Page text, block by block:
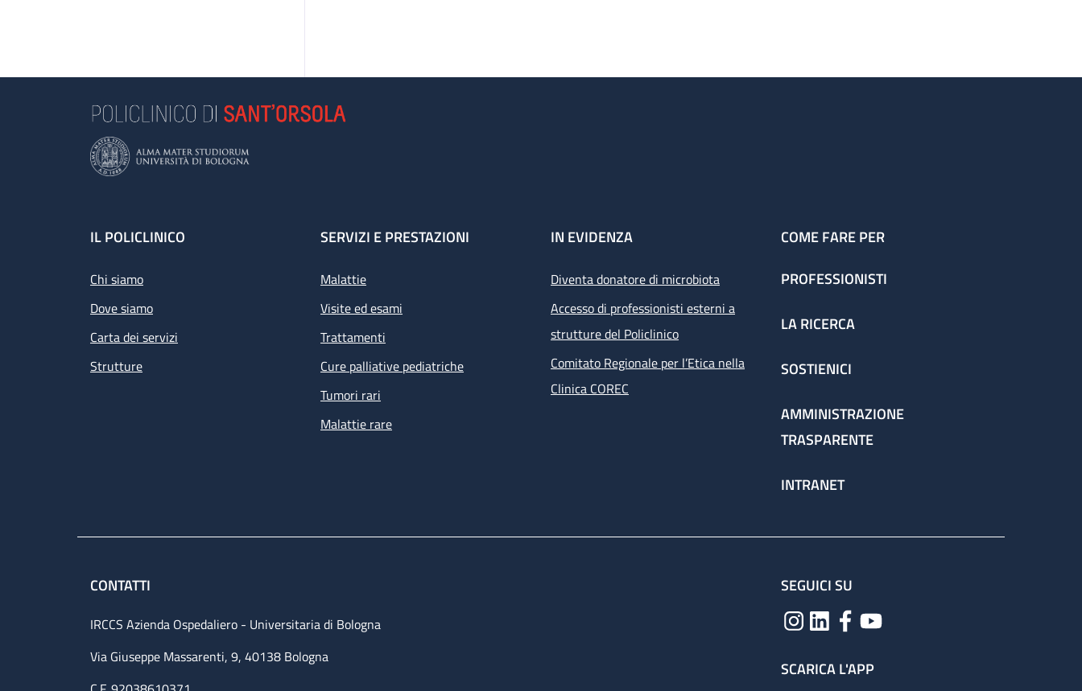
Footer
IL POLICLINICO
Chi siamo
Dove siamo
Carta dei servizi
Strutture
SERVIZI E PRESTAZIONI
Malattie
Visite ed esami
Trattamenti
Cure palliative pediatriche
Tumori rari
Malattie rare
IN EVIDENZA
Diventa donatore di microbiota
Accesso di professionisti esterni a
strutture del Policlinico
Comitato Regionale per l’Etica nella
Clinica COREC
COME FARE PER
PROFESSIONISTI
LA RICERCA
SOSTIENICI
AMMINISTRAZIONE
TRASPARENTE
INTRANET
CONTATTI
IRCCS Azienda Ospedaliero - Universitaria di Bologna
Via Giuseppe Massarenti, 9, 40138 Bologna
SEGUICI SU
SCARICA L'APP